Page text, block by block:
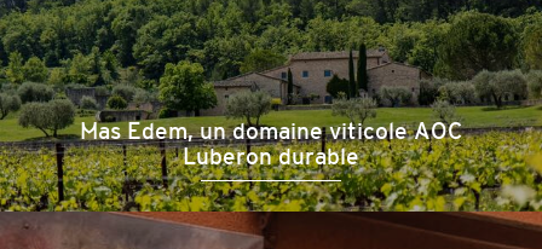
Mas Edem, un domaine viticole AOC
Luberon durable